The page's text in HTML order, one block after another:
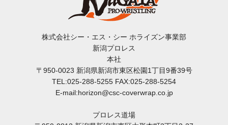
株式会社シー・エス・シー ホライズン事業部
新潟プロレス
本社
〒950-0023 新潟県新潟市東区松園1丁目9番39号
TEL:025-288-5255 FAX:025-288-5254
E-mail:horizon@csc-coverwrap.co.jp
プロレス道場